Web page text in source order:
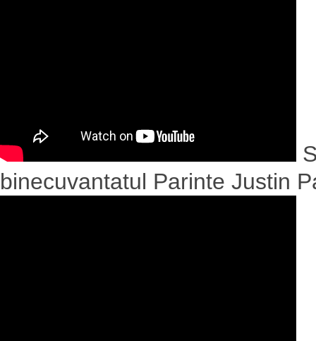
binecuvantatul Parinte Justin